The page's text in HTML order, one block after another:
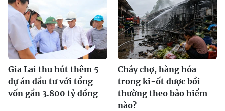
Gia Lai thu hút thêm 5
dự án đầu tư với tổng
vốn gần 3.800 tỷ đồng
Cháy chợ, hàng hóa
trong ki-ốt được bồi
thường theo bảo hiểm
nào?